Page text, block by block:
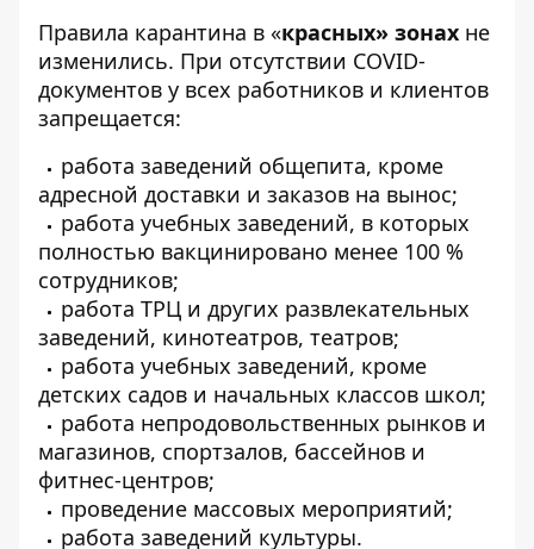
Правила карантина в «красных» зонах не
изменились. При отсутствии COVID-
документов у всех работников и клиентов
запрещается:
работа заведений общепита, кроме
адресной доставки и заказов на вынос;
работа учебных заведений, в которых
полностью вакцинировано менее 100 %
сотрудников;
работа ТРЦ и других развлекательных
заведений, кинотеатров, театров;
работа учебных заведений, кроме
детских садов и начальных классов школ;
работа непродовольственных рынков и
магазинов, спортзалов, бассейнов и
фитнес-центров;
проведение массовых мероприятий;
работа заведений культуры.